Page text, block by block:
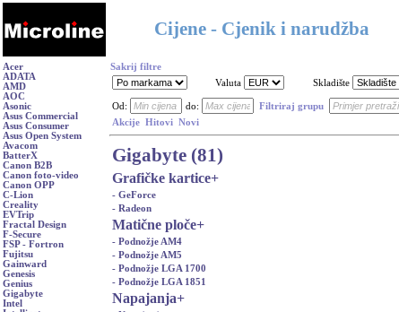
Cijene - Cjenik i narudžba
Acer
ADATA
AMD
AOC
Asonic
Asus Commercial
Asus Consumer
Asus Open System
Avacom
BatterX
Canon B2B
Canon foto-video
Canon OPP
C-Lion
Creality
EVTrip
Fractal Design
F-Secure
FSP - Fortron
Fujitsu
Gainward
Genesis
Genius
Gigabyte
Intel
Sakrij filtre
Valuta
Skladište
Od: do:
Filtriraj grupu
Akcije Hitovi Novi
Gigabyte (81)
Grafičke kartice+
- GeForce
- Radeon
Matične ploče+
- Podnožje AM4
- Podnožje AM5
- Podnožje LGA 1700
- Podnožje LGA 1851
Napajanja+